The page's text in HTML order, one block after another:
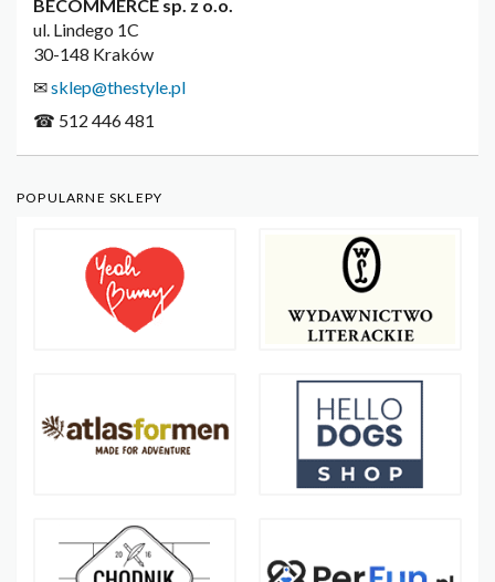
BECOMMERCE sp. z o.o.
ul. Lindego 1C
30-148 Kraków
✉sklep@thestyle.pl
☎ 512 446 481
POPULARNE SKLEPY